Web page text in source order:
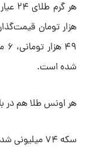
هزار تومان
شده است.
هر اونس طلا هم در بازار جهانی ۳ هزار و
سکه ۷۴ میلیونی شد